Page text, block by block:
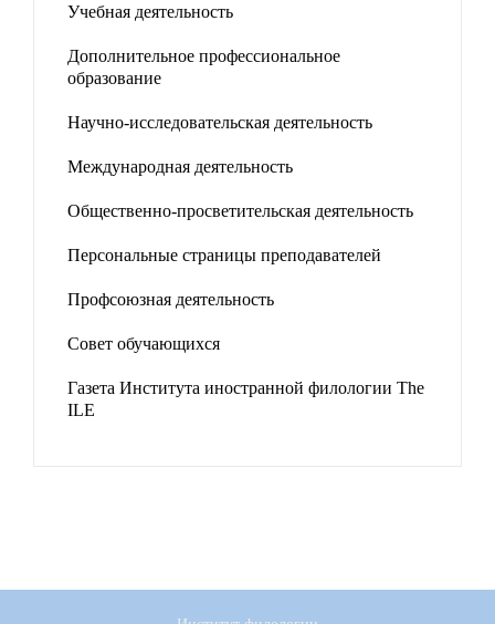
Учебная деятельность
Дополнительное профессиональное
образование
Научно-исследовательская деятельность
Международная деятельность
Общественно-просветительская деятельность
Персональные страницы преподавателей
Профсоюзная деятельность
Совет обучающихся
Газета Института иностранной филологии The
ILE